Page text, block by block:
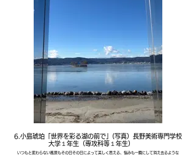
6.小島琥珀「世界を彩る湖の前で」(写真）長野美術専門学校
大学１年生（専攻科等１年生）
いつもと変わらない風景もその日その日によって美しく思える、悩みも一瞬にして消え去るような